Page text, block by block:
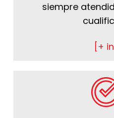
siempre
[+